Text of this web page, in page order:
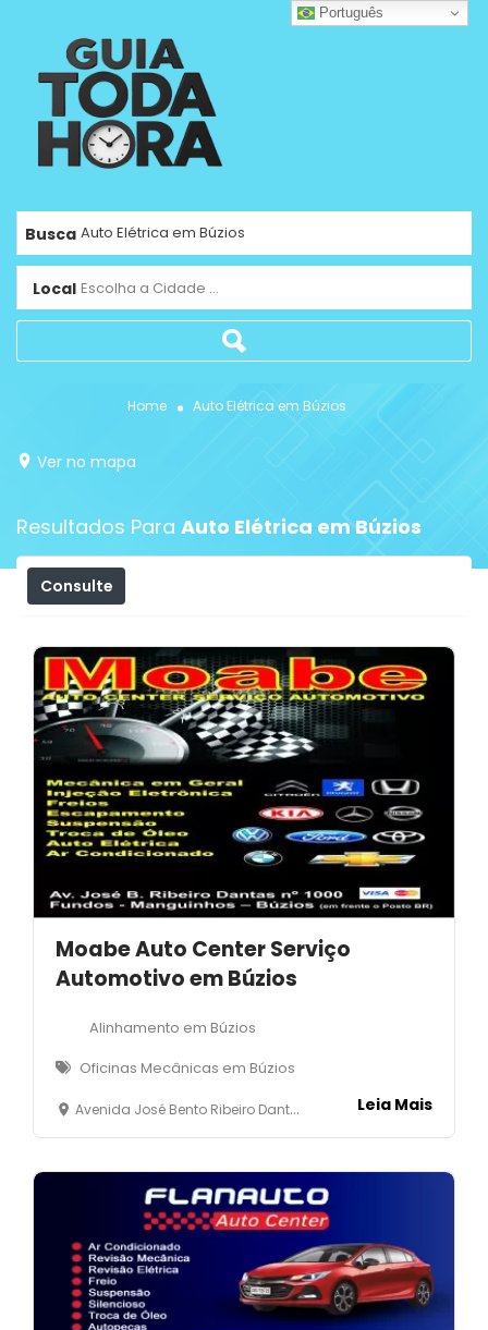
Busca
Local Escolha a Cidade ...
Home Auto Elétrica em Búzios
Ver no mapa
Resultados Para Auto Elétrica em Búzios
Consulte
Moabe Auto Center Serviço
Automotivo em Búzios
Alinhamento em Búzios
Oficinas Mecânicas em Búzios
Avenida José Bento Ribeiro Dantas, 1000 - Fundos, Manguinhos- Armação dos Búzios Leia Mais
Português